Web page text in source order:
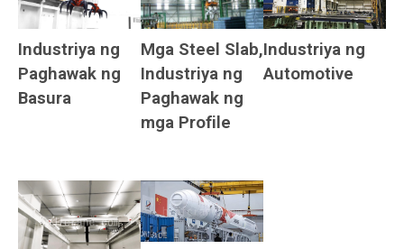
Industriya ng
Paghawak ng
Basura
Mga Steel Slab,
Industriya ng
Paghawak ng
mga Profile
Industriya ng
Automotive